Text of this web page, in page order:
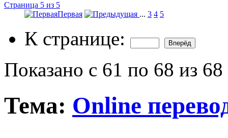
Страница 5 из 5
Первая
... 3 4 5
К странице:
Показано с 61 по 68 из 68
Тема: Online